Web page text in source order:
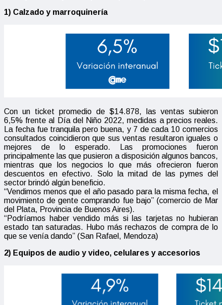
1) Calzado y marroquinería
Con un ticket promedio de $14.878, las ventas subieron
6,5% frente al Día del Niño 2022, medidas a precios reales.
La fecha fue tranquila pero buena, y 7 de cada 10 comercios
consultados coincidieron que sus ventas resultaron iguales o
mejores de lo esperado. Las promociones fueron
principalmente las que pusieron a disposición algunos bancos,
mientras que los negocios lo que más ofrecieron fueron
descuentos en efectivo. Solo la mitad de las pymes del
sector brindó algún beneficio.
“Vendimos menos que el año pasado para la misma fecha, el
movimiento de gente comprando fue bajo” (comercio de Mar
del Plata, Provincia de Buenos Aires).
“Podríamos haber vendido más si las tarjetas no hubieran
estado tan saturadas. Hubo más rechazos de compra de lo
que se venía dando” (San Rafael, Mendoza)
2) Equipos de audio y video, celulares y accesorios